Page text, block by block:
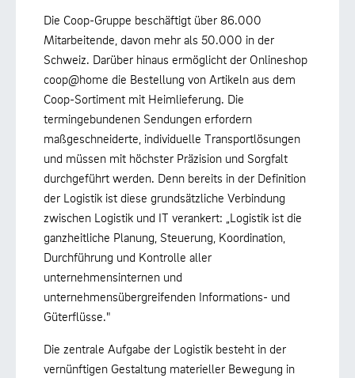
Die Coop-Gruppe beschäftigt über 86.000
Mitarbeitende, davon mehr als 50.000 in der
Schweiz. Darüber hinaus ermöglicht der Onlineshop
coop@home die Bestellung von Artikeln aus dem
Coop-Sortiment mit Heimlieferung. Die
termingebundenen Sendungen erfordern
maßgeschneiderte, individuelle Transportlösungen
und müssen mit höchster Präzision und Sorgfalt
durchgeführt werden. Denn bereits in der Definition
der Logistik ist diese grundsätzliche Verbindung
zwischen Logistik und IT verankert: „Logistik ist die
ganzheitliche Planung, Steuerung, Koordination,
Durchführung und Kontrolle aller
unternehmensinternen und
unternehmensübergreifenden Informations- und
Güterflüsse."
Die zentrale Aufgabe der Logistik besteht in der
vernünftigen Gestaltung materieller Bewegung in